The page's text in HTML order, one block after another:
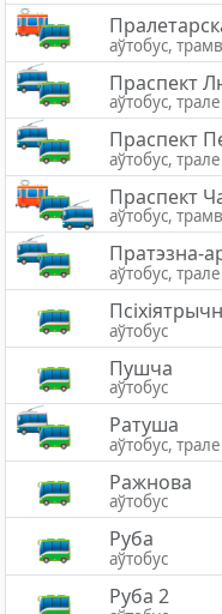
аўтобус,
Праспект
аўтобус,
Праспект
аўтобус,
Праспект
аўтобус,
Пратэзна-
аўтобус,
аўтобус
Пушча
аўтобус
Ратуша
аўтобус,
Ражнова
аўтобус
Руба
аўтобус
Руба 2